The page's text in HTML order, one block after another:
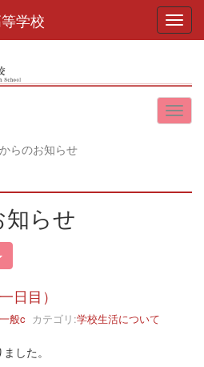
学校
らのお知らせ
らせ
日目）
一般c カテゴリ:学校生活について
した。